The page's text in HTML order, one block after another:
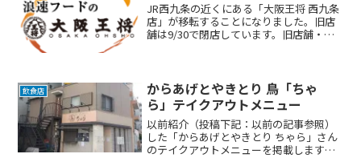
JR西九条の近くにある「大阪王将 西九条
店」が移転することになりました。旧店
舗は9/30で閉店しています。旧店舗・移
平日 1...
飲食店
からあげとやきとり 鳥「ちゃ
ら」テイクアウトメニュー
以前紹介（投稿下記：以前の記事参照）
した「からあげとやきとり ちゃら」さん
のテイクアウトメニューを掲載します。